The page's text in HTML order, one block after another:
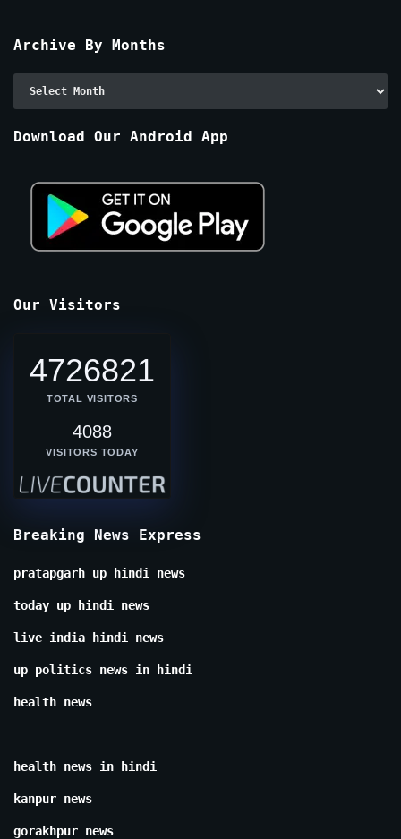
Archive By Months
Download Our Android App
Our Visitors
4726821
TOTAL VISITORS
4088
VISITORS TODAY
Breaking News Express
pratapgarh up hindi news
today up hindi news
live india hindi news
up politics news in hindi
health news
health news in hindi
kanpur news
gorakhpur news